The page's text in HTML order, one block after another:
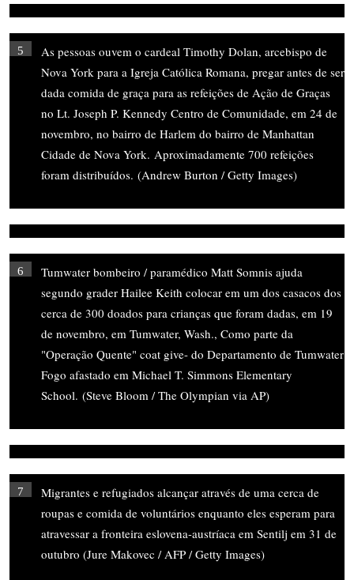
5
As pessoas ouvem o cardeal Timothy Dolan, arcebispo de
Nova York para a Igreja Católica Romana, pregar antes de ser
dada comida de graça para as refeições de Ação de Graças
no Lt. Joseph P. Kennedy Centro de Comunidade, em 24 de
novembro, no bairro de Harlem do bairro de Manhattan
Cidade de Nova York. Aproximadamente 700 refeições
foram distribuídos. (Andrew Burton / Getty Images)
6
Tumwater bombeiro / paramédico Matt Somnis ajuda
segundo grader Hailee Keith colocar em um dos casacos dos
cerca de 300 doados para crianças que foram dadas, em 19
de novembro, em Tumwater, Wash., Como parte da
"Operação Quente" coat give- do Departamento de Tumwater
Fogo afastado em Michael T. Simmons Elementary
School. (Steve Bloom / The Olympian via AP)
7
Migrantes e refugiados alcançar através de uma cerca de
roupas e comida de voluntários enquanto eles esperam para
atravessar a fronteira eslovena-austríaca em Sentilj em 31 de
outubro (Jure Makovec / AFP / Getty Images)